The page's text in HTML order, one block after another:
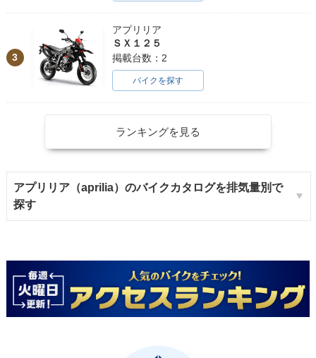
3
アプリリア
ＳＸ１２５
掲載台数：2
バイクを探す
ランキングを見る
アプリリア（aprilia）のバイクカタログを排気量別で
探す